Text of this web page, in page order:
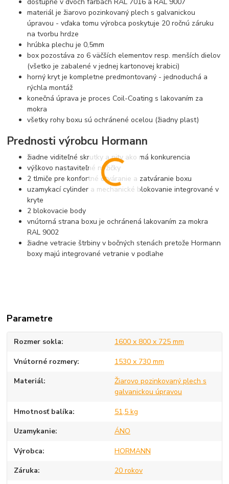
materiál je žiarovo pozinkovaný plech s galvanickou
úpravou - vďaka tomu výrobca poskytuje 20 ročnú záruku
na tvorbu hrdze
hrúbka plechu je 0,5mm
box pozostáva zo 6 väčších elementov resp. menších dielov
(všetko je zabalené v jednej kartonovej krabici)
horný kryt je kompletne predmontovaný - jednoduchá a
rýchla montáž
konečná úprava je proces Coil-Coating s lakovaním za
mokra
všetky rohy boxu sú ochránené ocelou (žiadny plast)
Prednosti výrobcu Hormann
žiadne viditeľné skrutky a nity ako má konkurencia
výškovo nastaviteľné nožičky
2 tlmiče pre konfortné otváranie a zatváranie boxu
uzamykací cylinder a mechanické blokovanie integrované v
kryte
2 blokovacie body
vnútorná strana boxu je ochránená lakovaním za mokra
RAL 9002
žiadne vetracie štrbiny v bočných stenách pretože Hormann
boxy majú integrované vetranie v podlahe
Parametre
Rozmer sokla 1600 x 800 x 725 mm
Vnútorné rozmery 1530 x 730 mm
Materiál
Žiarovo pozinkovaný plech s
galvanickou úpravou
Hmotnosť balíka 51,5 kg
Uzamykanie ÁNO
Výrobca HORMANN
Záruka 20 rokov